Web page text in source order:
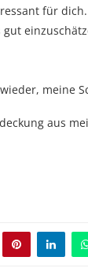
für
gut
meine
aus